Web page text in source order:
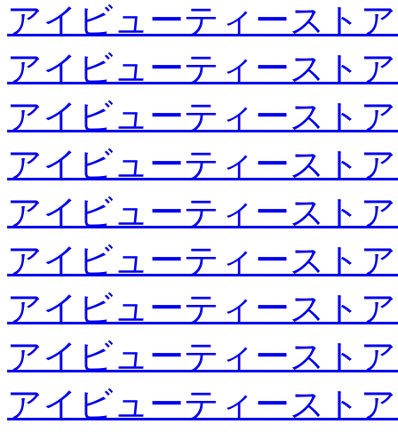
アイビューティースト
アイビューティースト
アイビューティースト
アイビューティースト
アイビューティースト
アイビューティースト
アイビューティースト
アイビューティースト
アイビューティースト